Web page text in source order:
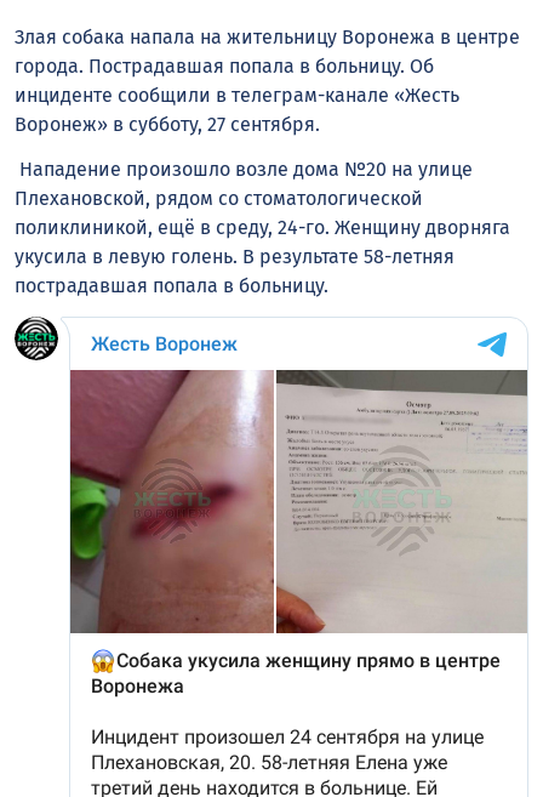
Злая собака напала на жительницу Воронежа в центре
города. Пострадавшая попала в больницу. Об
инциденте сообщили в телеграм-канале «Жесть
Воронеж» в субботу, 27 сентября.
Нападение произошло возле дома №20 на улице
Плехановской, рядом со стоматологической
поликлиникой, ещё в среду, 24-го. Женщину дворняга
укусила в левую голень. В результате 58-летняя
пострадавшая попала в больницу.